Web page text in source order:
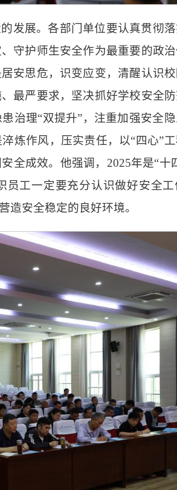
发展。各部门单位要认真贯彻
守护师生安全作为最重要的政
安思危，识变应变，清醒认识
最严要求，坚决抓好学校安全
治理“双提升”，注重加强安全
炼作风，压实责任，以“四心”
全成效。他强调，2025年是“十
员工一定要充分认识做好安全
造安全稳定的良好环境。